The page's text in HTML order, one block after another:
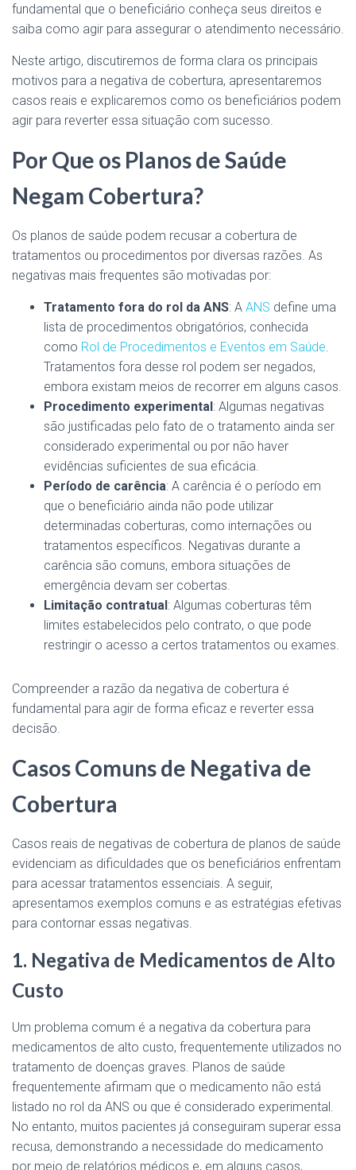
fundamental que o beneficiário conheça seus direitos e
saiba como agir para assegurar o atendimento necessário.
Neste artigo, discutiremos de forma clara os principais
motivos para a negativa de cobertura, apresentaremos
casos reais e explicaremos como os beneficiários podem
agir para reverter essa situação com sucesso.
Por Que os Planos de Saúde
Negam Cobertura?
Os planos de saúde podem recusar a cobertura de
tratamentos ou procedimentos por diversas razões. As
negativas mais frequentes são motivadas por:
Tratamento fora do rol da ANS: A ANS define uma
lista de procedimentos obrigatórios, conhecida
como Rol de Procedimentos e Eventos em Saúde.
Tratamentos fora desse rol podem ser negados,
embora existam meios de recorrer em alguns casos.
Procedimento experimental: Algumas negativas
são justificadas pelo fato de o tratamento ainda ser
considerado experimental ou por não haver
evidências suficientes de sua eficácia.
Período de carência: A carência é o período em
que o beneficiário ainda não pode utilizar
determinadas coberturas, como internações ou
tratamentos específicos. Negativas durante a
carência são comuns, embora situações de
emergência devam ser cobertas.
Limitação contratual: Algumas coberturas têm
limites estabelecidos pelo contrato, o que pode
restringir o acesso a certos tratamentos ou exames.
Compreender a razão da negativa de cobertura é
fundamental para agir de forma eficaz e reverter essa
decisão.
Casos Comuns de Negativa de
Cobertura
Casos reais de negativas de cobertura de planos de saúde
evidenciam as dificuldades que os beneficiários enfrentam
para acessar tratamentos essenciais. A seguir,
apresentamos exemplos comuns e as estratégias efetivas
para contornar essas negativas.
1. Negativa de Medicamentos de Alto
Custo
Um problema comum é a negativa da cobertura para
medicamentos de alto custo, frequentemente utilizados no
tratamento de doenças graves. Planos de saúde
frequentemente afirmam que o medicamento não está
listado no rol da ANS ou que é considerado experimental.
No entanto, muitos pacientes já conseguiram superar essa
recusa, demonstrando a necessidade do medicamento
por meio de relatórios médicos e, em alguns casos,